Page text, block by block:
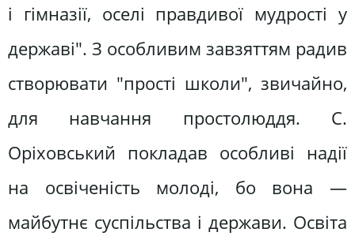
і гімназії, оселі правдивої мудрості у
державі". З особливим завзяттям радив
створювати "прості школи", звичайно,
для навчання простолюддя. С.
Оріховський покладав особливі надії
на освіченість молоді, бо вона —
майбутнє суспільства і держави. Освіта